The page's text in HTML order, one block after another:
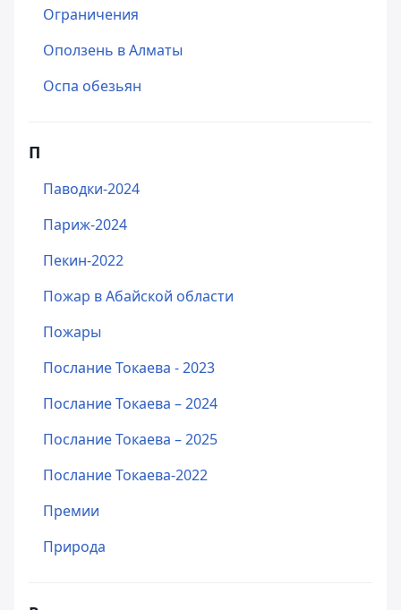
Ограничения
Оползень в Алматы
Оспа обезьян
П
Паводки-2024
Париж-2024
Пекин-2022
Пожар в Абайской области
Пожары
Послание Токаева - 2023
Послание Токаева – 2024
Послание Токаева – 2025
Послание Токаева-2022
Премии
Природа